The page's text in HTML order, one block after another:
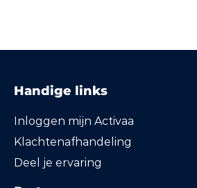
Handige links
Inloggen mijn Activaa
Klachtenafhandeling
Deel je ervaring